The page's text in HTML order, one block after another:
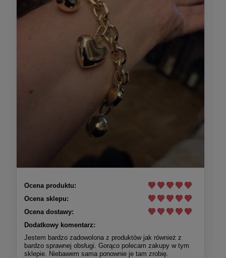
Ocena produktu:
Ocena sklepu:
Ocena dostawy:
Dodatkowy komentarz:
Jestem bardzo zadowolona z produktów jak również z
bardzo sprawnej obsługi. Gorąco polecam zakupy w tym
sklepie. Niebawem sama ponownie je tam zrobię.